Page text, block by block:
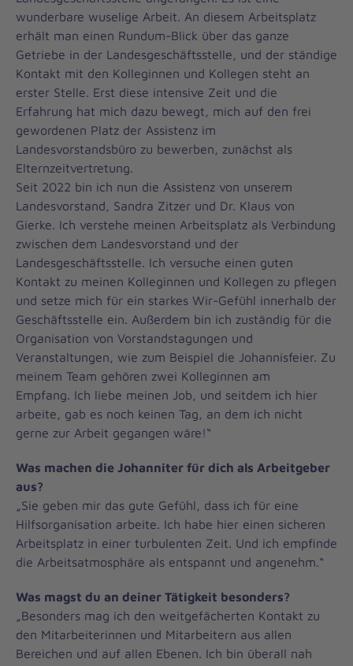
wunderbare wuselige Arbeit. An diesem Arbeitsplatz
erhält man einen Rundum-Blick über das ganze
Getriebe in der Landesgeschäftsstelle, und der ständige
Kontakt mit den Kolleginnen und Kollegen steht an
erster Stelle. Erst diese intensive Zeit und die
Erfahrung hat mich dazu bewegt, mich auf den frei
gewordenen Platz der Assistenz im
Landesvorstandsbüro zu bewerben, zunächst als
Elternzeitvertretung.
Seit 2022 bin ich nun die Assistenz von unserem
Landesvorstand, Sandra Zitzer und Dr. Klaus von
Gierke. Ich verstehe meinen Arbeitsplatz als Verbindung
zwischen dem Landesvorstand und der
Landesgeschäftsstelle. Ich versuche einen guten
Kontakt zu meinen Kolleginnen und Kollegen zu pflegen
und setze mich für ein starkes Wir-Gefühl innerhalb der
Geschäftsstelle ein. Außerdem bin ich zuständig für die
Organisation von Vorstandstagungen und
Veranstaltungen, wie zum Beispiel die Johannisfeier. Zu
meinem Team gehören zwei Kolleginnen am
Empfang. Ich liebe meinen Job, und seitdem ich hier
arbeite, gab es noch keinen Tag, an dem ich nicht
gerne zur Arbeit gegangen wäre!“
Was machen die Johanniter für dich als Arbeitgeber
aus?
„Sie geben mir das gute Gefühl, dass ich für eine
Hilfsorganisation arbeite. Ich habe hier einen sicheren
Arbeitsplatz in einer turbulenten Zeit. Und ich empfinde
die Arbeitsatmosphäre als entspannt und angenehm.“
Was magst du an deiner Tätigkeit besonders?
„Besonders mag ich den weitgefächerten Kontakt zu
den Mitarbeiterinnen und Mitarbeitern aus allen
Bereichen und auf allen Ebenen. Ich bin überall nah